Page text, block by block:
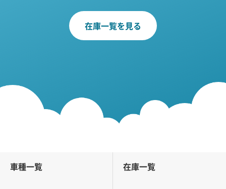
在庫一覧を見る
車種一覧 在庫一覧